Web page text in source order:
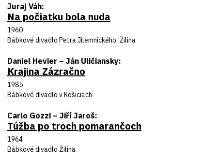
Autor predlohy
Juraj Váh
Názov inscenácie
Na počiatku bola nuda
Rok uvedenia
1960
Divadlo
Bábkové divadlo Petra Jilemnického, Žilina
Autor predlohy
Daniel Hevier – Ján Uličiansky
Názov inscenácie
Krajina Zázračno
Rok uvedenia
1985
Divadlo
Bábkové divadlo v Košiciach
Autor predlohy
Carlo Gozzi – Jiří Jaroš
Názov inscenácie
Túžba po troch pomarančoch
Rok uvedenia
1964
Divadlo
Bábkové divadlo Žilina